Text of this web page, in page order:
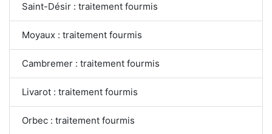
Saint-Désir : traitement fourmis
Moyaux : traitement fourmis
Cambremer : traitement fourmis
Livarot : traitement fourmis
Orbec : traitement fourmis